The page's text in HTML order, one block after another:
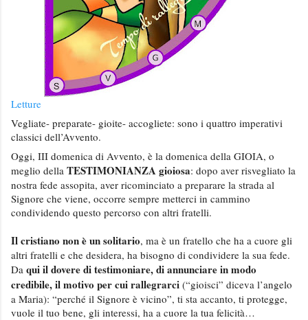
Letture
Vegliate- preparate- gioite- accogliete: sono i quattro imperativi
classici dell’Avvento.
Oggi, III domenica di Avvento, è la domenica della GIOIA, o
meglio della TESTIMONIANZA gioiosa: dopo aver risvegliato la
nostra fede assopita, aver ricominciato a preparare la strada al
Signore che viene, occorre sempre metterci in cammino
condividendo questo percorso con altri fratelli.
Il cristiano non è un solitario, ma è un fratello che ha a cuore gli
altri fratelli e che desidera, ha bisogno di condividere la sua fede.
Da qui il dovere di testimoniare, di annunciare in modo
credibile, il motivo per cui rallegrarci (“gioisci” diceva l’angelo
a Maria): “perché il Signore è vicino”, ti sta accanto, ti protegge,
vuole il tuo bene, gli interessi, ha a cuore la tua felicità…